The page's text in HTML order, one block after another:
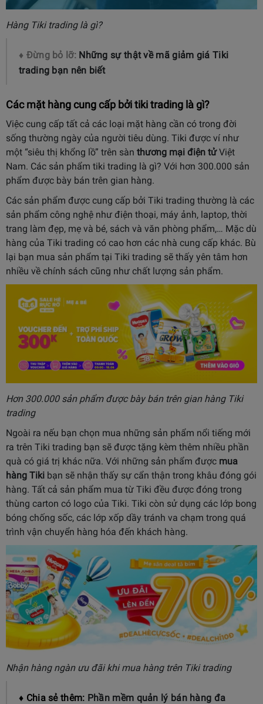
Hàng Tiki trading là gì?
♦ Đừng bỏ lỡ: Những sự thật về mã giảm giá Tiki
trading bạn nên biết
Các mặt hàng cung cấp bởi tiki trading là gì?
Việc cung cấp tất cả các loại mặt hàng cần có trong đời
sống thường ngày của người tiêu dùng. Tiki được ví như
một “siêu thị khổng lồ” trên sàn thương mại điện tửViệt
Nam. Các sản phẩm tiki trading là gì? Với hơn 300.000 sản
phẩm được bày bán trên gian hàng.
Các sản phẩm được cung cấp bởi Tiki trading thường là các
sản phẩm công nghệ như điện thoại, máy ảnh, laptop, thời
trang làm đẹp, mẹ và bé, sách và văn phòng phẩm,… Mặc dù
hàng của Tiki trading có cao hơn các nhà cung cấp khác. Bù
lại bạn mua sản phẩm tại Tiki trading sẽ thấy yên tâm hơn
nhiều về chính sách cũng như chất lượng sản phẩm.
Hơn 300.000 sản phẩm được bày bán trên gian hàng Tiki
trading
Ngoài ra nếu bạn chọn mua những sản phẩm nổi tiếng mới
ra trên Tiki trading bạn sẽ được tặng kèm thêm nhiều phần
quà có giá trị khác nữa. Với những sản phẩm được mua
hàng Tiki bạn sẽ nhận thấy sự cẩn thận trong khâu đóng gói
hàng. Tất cả sản phẩm mua từ Tiki đều được đóng trong
thùng carton có logo của Tiki. Tiki còn sử dụng các lớp bong
bóng chống sốc, các lớp xốp dầy tránh va chạm trong quá
trình vận chuyển hàng hóa đến khách hàng.
Nhận hàng ngàn ưu đãi khi mua hàng trên Tiki trading
♦ Chia sẻ thêm: Phần mềm quản lý bán hàng đa